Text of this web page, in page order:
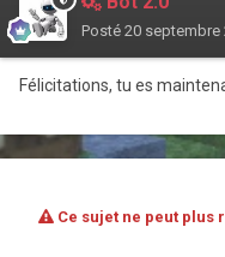
Posté 20 septembre
Félicitations, tu es
Ce sujet ne peut plus